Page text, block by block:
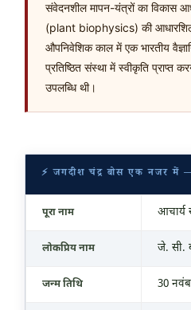
संवेदनशील मापन-यंत्रों का विकास
(plant biophysics) की
औपनिवेशिक काल में एक भारतीय
प्रतिष्ठित संस्था में स्वीकृति प्राप्त
उपलब्धि थी।
⚡ जगदीश चंद्र बोस एक नजर में
पूरा नाम आचार्य
लोकप्रिय नाम जे. सी.
जन्म तिथि 30